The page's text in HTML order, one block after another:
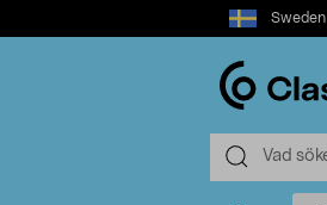
Select
market
Sweden